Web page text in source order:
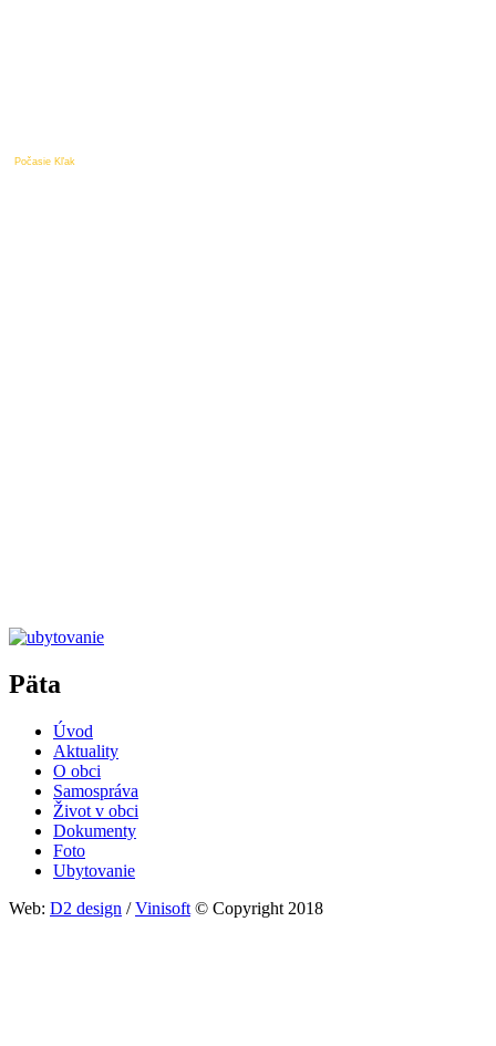
Počasie Kľak
Päta
Úvod
Aktuality
O obci
Samospráva
Život v obci
Dokumenty
Foto
Ubytovanie
Web: D2 design /Vinisoft © Copyright 2018